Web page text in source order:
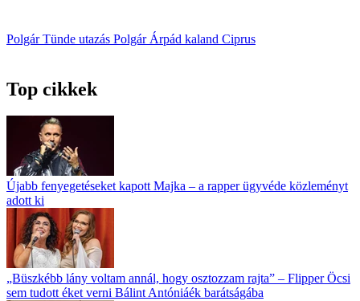
Polgár Tünde utazás Polgár Árpád kaland Ciprus
Top cikkek
Újabb fenyegetéseket kapott Majka – a rapper ügyvéde közleményt
adott ki
„Büszkébb lány voltam annál, hogy osztozzam rajta” – Flipper Öcsi
sem tudott éket verni Bálint Antóniáék barátságába